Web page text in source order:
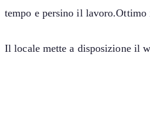
tempo e persino il
Il locale mette a disposizione il